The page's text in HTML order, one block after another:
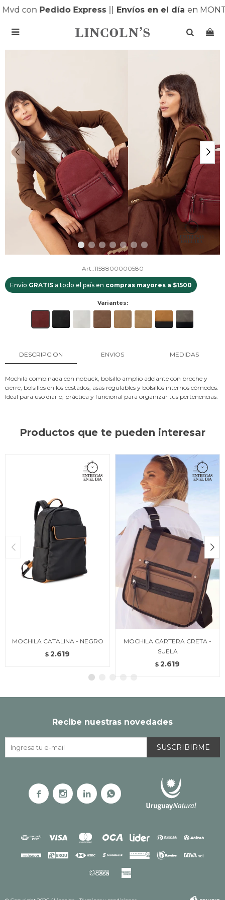
conPedido Express|| Envíos en el díaen

1158800000580
Envío GRATIS a todo el país en compras mayores a $1500
Variantes:
DESCRIPCION ENVIOS MEDIDAS
Mochila combinada con nobuck, bolsillo amplio adelante con broche y
cierre, bolsillos en los costados, asas regulables y bolsillos internos cómodos.
Ideal para uso diario, práctica y funcional para organizar tus pertenencias.
Productos que te pueden interesar
MOCHILA CATALINA - NEGRO
$ 2.619
MOCHILA CARTERA CRETA -
SUELA
$ 2.619
Recibe nuestras novedades
SUSCRIBIRME
   